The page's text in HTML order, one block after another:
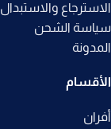
الاسترجاع والاستبدال
سياسة الشحن
المدونة
الأقسام
أفران